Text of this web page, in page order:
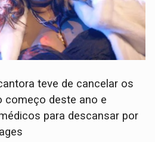
teve de cancelar os
começo deste ano e
para descansar por